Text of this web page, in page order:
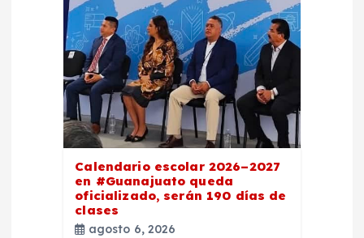
Calendario escolar 2026–2027
en #Guanajuato queda
oficializado, serán 190 días de
clases
agosto 6, 2026